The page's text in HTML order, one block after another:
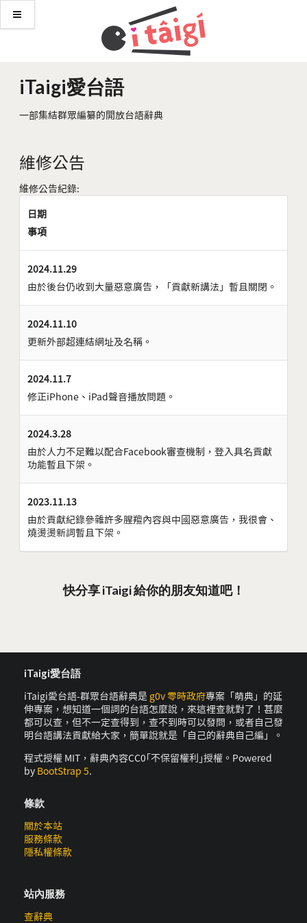
iTaigi愛台語
一部集結群眾編纂的開放台語辭典
維修公告
維修公告紀錄:
日期
事項
2024.11.29
由於後台仍收到大量惡意廣告，「貢獻新講法」暫且關閉。
2024.11.10
更新外部超連結網址及名稱。
2024.11.7
修正iPhone、iPad聲音播放問題。
2024.3.28
由於人力不足難以配合Facebook審查機制，登入具名貢獻
功能暫且下架。
2023.11.13
由於貢獻紀錄參雜許多腥羶內容與中國惡意廣告，我很會、
燒燙燙新詞暫且下架。
快分享 iTaigi 給你的朋友知道吧！
iTaigi愛台語
iTaigi愛台語-群眾台語辭典是 g0v 零時政府專案「萌典」的延
伸專案，想知道一個詞的台語怎麼說，來這裡查就對了！甚麼
都可以查，但不一定查得到，查不到時可以發問，或者自己發
明台語講法貢獻給大家，簡單說就是「自己的辭典自己編」。
程式授權 MIT，辭典內容CC0｢不保留權利｣授權。Powered
by BootStrap 5.
條款
關於本站
服務條款
隱私權條款
站內服務
查辭典